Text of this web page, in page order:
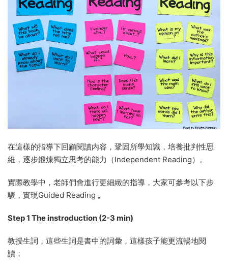
在這樣的指導下回顧閱讀内容，鞏固所學知識，培養批判性思
維，逐步鍛煉獨立思考的能力（Independent Reading）。
實際教學中，老師們會進行更細緻的指導，大家可參考以下步
驟，實現Guided Reading 。
Step 1 The instroduction (2-3 min)
教授生詞，這些生詞是書中的詞彙，這樣孩子能更流暢地閱
讀；